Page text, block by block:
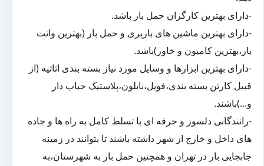
-دارای بهترین کارگران حمل بار باشد.
-دارای بهترین ماشین های باربری و حمل بار (بهترین وانت
بار،بهترین کامیون و خاور)باشد.
-دارای بهترین ابزارها و وسایل مورد نیاز بسته بندی اثاثیه (از
قبیل کارتن بسته بندی،فویل،نایلون،پلاستیک حباب دار
و...)باشند.
-رانندگانی دلسوز و حرفه ای با تسلط کامل به راه ها و جاده
های داخل و خارج از شهر داشته باشند تا بتوانند در زمینه
جابجایی بار در تهران و همچنین حمل بار به شهرستان،به